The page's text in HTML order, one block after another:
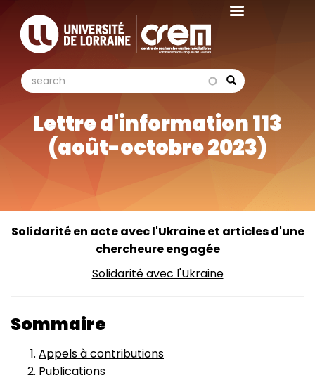
contenu
Search
search search
Lettre d'information 113
(août-octobre 2023)
Solidarité en acte avec l'Ukraine et articles d'une
chercheure engagée
Solidarité avec l'Ukraine
Sommaire
Appels à contributions
Publications